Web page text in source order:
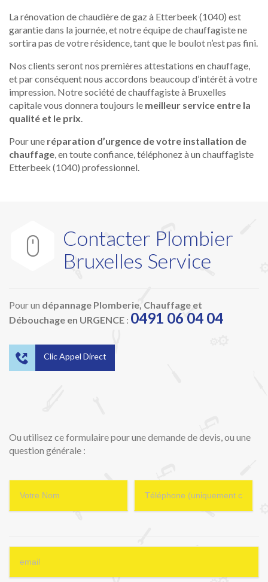
La rénovation de chaudière de gaz à Etterbeek (1040) est
garantie dans la journée, et notre équipe de chauffagiste ne
sortira pas de votre résidence, tant que le boulot n’est pas fini.
Nos clients seront nos premières attestations en chauffage,
et par conséquent nous accordons beaucoup d’intérêt à votre
impression. Notre société de chauffagiste à Bruxelles
capitale vous donnera toujours le meilleur service entre la
qualité et le prix.
Pour une réparation d’urgence de votre installation de
chauffage, en toute confiance, téléphonez à un chauffagiste
Etterbeek (1040) professionnel.

Contacter Plombier
Bruxelles Service
Pour un dépannage Plomberie, Chauffage et
Débouchage en URGENCE : 0491 06 04 04
 Clic Appel Direct
Ou utilisez ce formulaire pour une demande de devis, ou une
question générale :